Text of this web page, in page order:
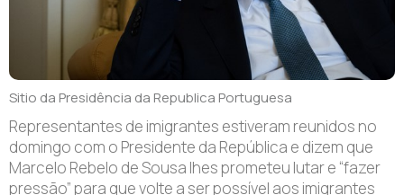
Sitio da Presidência da Republica Portuguesa
Representantes de imigrantes estiveram reunidos no
domingo com o Presidente da República e dizem que
Marcelo Rebelo de Sousa lhes prometeu lutar e “fazer
pressão” para que volte a ser possível aos imigrantes